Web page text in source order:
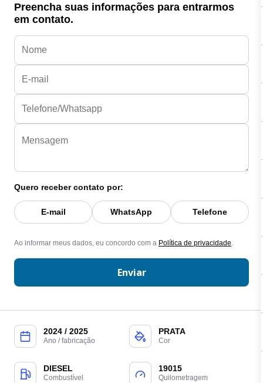
2024 / 2025
Ano / fabricação
PRATA
Cor
DIESEL
Combustível
19015
Quilometragem
Preencha suas informações para entrarmos
em contato.
Quero receber contato por:
E-mail WhatsApp Telefone
Ao informar meus dados, eu concordo com a Política de privacidade
Enviar